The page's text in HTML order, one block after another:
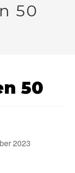
50
50
2023